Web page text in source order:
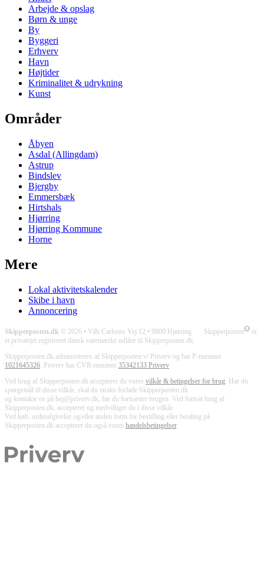
Arbejde & opslag
Børn & unge
By
Byggeri
Erhverv
Havn
Højtider
Kriminalitet & udrykning
Kunst
Områder
Åbyen
Asdal (Allingdam)
Astrup
Bindslev
Bjergby
Emmersbæk
Hirtshals
Hjørring
Hjørring Kommune
Horne
Mere
Lokal aktivitetskalender
Skibe i havn
Annoncering
Skipperposten.dk © 2026 • Vilh Carlsens Vej 12 • 9800 Hjørring Skipperposten
er
et privatejet registreret dansk varemærke udlånt til Skipperposten.dk
Skipperposten.dk administreres af Skipperposten v/ Priverv og har P-nummer
1021645326. Priverv har CVR-nummer 35342133 Priverv
Ved brug af Skipperposten.dk accepterer du vores vilkår & betingelser for brug. Har du
spørgsmål til disse vilkår, skal du straks forlade Skipperposten.dk
og kontakte os på hej@priverv.dk, før du fortsætter brugen. Ved fortsat brug af
Skipperposten.dk, accepterer og medvilliger du i disse vilkår.
Ved køb, ordreafgivelse og/eller anden form for bestilling eller betaling på
Skipperposten.dk accepterer du også vores handelsbetingelser.